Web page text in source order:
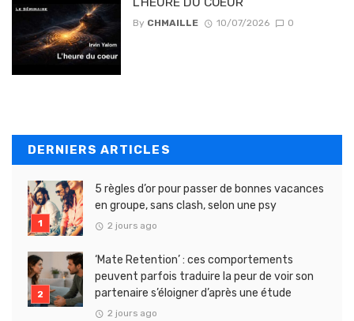
By CHMAILLE 10/07/2026 0
DERNIERS ARTICLES
5 règles d’or pour passer de bonnes vacances
en groupe, sans clash, selon une psy
2 jours ago
‘Mate Retention’ : ces comportements
peuvent parfois traduire la peur de voir son
partenaire s’éloigner d’après une étude
2 jours ago